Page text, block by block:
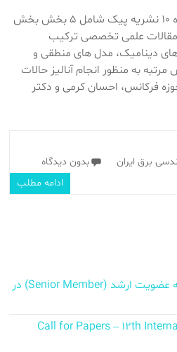
شماره ۱۰ نشریه پیک شامل ۵ بخش بخش
علمی تخصصی ترکیب
دینامیک، مدل های منطقی و
به منظور انجام آنالیز حالات
فرکانس، احسان کرمی و دکتر
برق ایران
بدون دیدگاه
ادامه مطلب
سمینار مجازی «مسیر ارتقاء به عضویت ارشد (Senior Member) در
Call for Papers – 12th